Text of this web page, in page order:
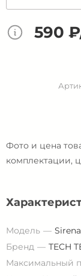
590
Фото и цена
комплектации,
Модель
Sirena
Бренд
TECH
Максимальный